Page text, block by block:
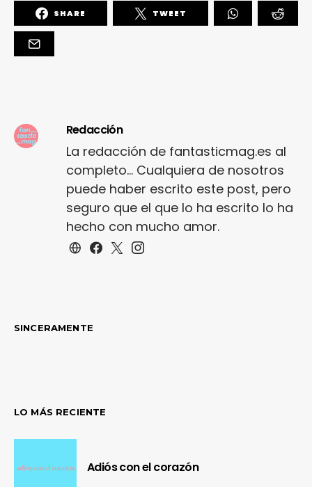
SHARE TWEET
Redacción
La redacción de fantasticmag.es al
completo... Cualquiera de nosotros
puede haber escrito este post, pero
seguro que el que lo ha escrito lo ha
hecho con mucho amor.
SINCERAMENTE
LO MÁS RECIENTE
Adiós con el corazón